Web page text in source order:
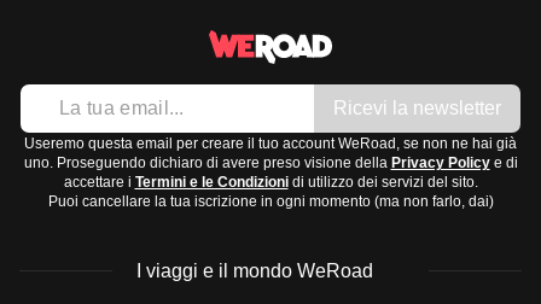
Ricevi la newsletter
Useremo questa email per creare il tuo account WeRoad, se non ne hai già
uno. Proseguendo dichiaro di avere preso visione della Privacy Policye di
accettare i Termini e le Condizionidi utilizzo dei servizi del sito.
Puoi cancellare la tua iscrizione in ogni momento (ma non farlo, dai)
I viaggi e il mondo WeRoad